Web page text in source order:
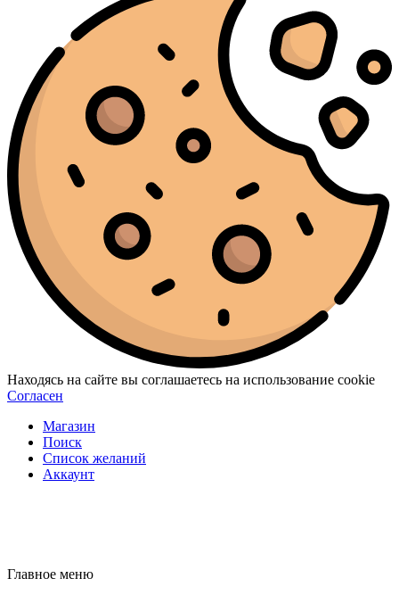
Находясь на сайте вы соглашаетесь на использование cookie
Согласен
Магазин
Поиск
Список желаний
Аккаунт
Главное меню